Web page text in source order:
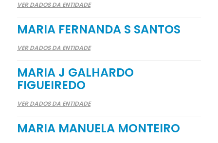
VER DADOS DA ENTIDADE
MARIA FERNANDA S SANTOS
VER DADOS DA ENTIDADE
MARIA J GALHARDO
FIGUEIREDO
VER DADOS DA ENTIDADE
MARIA MANUELA MONTEIRO